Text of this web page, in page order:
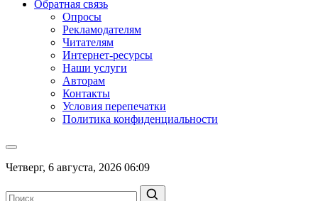
Обратная связь
Опросы
Рекламодателям
Читателям
Интернет-ресурсы
Наши услуги
Авторам
Контакты
Условия перепечатки
Политика конфиденциальности
Четверг, 6 августа, 2026 06:09